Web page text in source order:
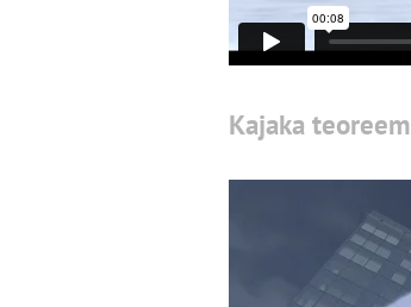
Kajaka teoreem